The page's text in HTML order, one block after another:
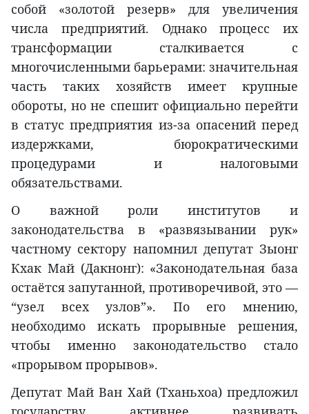
собой «золотой резерв» для увеличения
числа предприятий. Однако процесс их
трансформации сталкивается с
многочисленными барьерами: значительная
часть таких хозяйств имеет крупные
обороты, но не спешит официально перейти
в статус предприятия из-за опасений перед
издержками, бюрократическими
процедурами и налоговыми
обязательствами.
О важной роли институтов и
законодательства в «развязывании рук»
частному сектору напомнил депутат Зыонг
Кхак Май (Дакнонг): «Законодательная база
остаётся запутанной, противоречивой, это —
“узел всех узлов”». По его мнению,
необходимо искать прорывные решения,
чтобы именно законодательство стало
«прорывом прорывов».
Депутат Май Ван Хай (Тханьхоа) предложил